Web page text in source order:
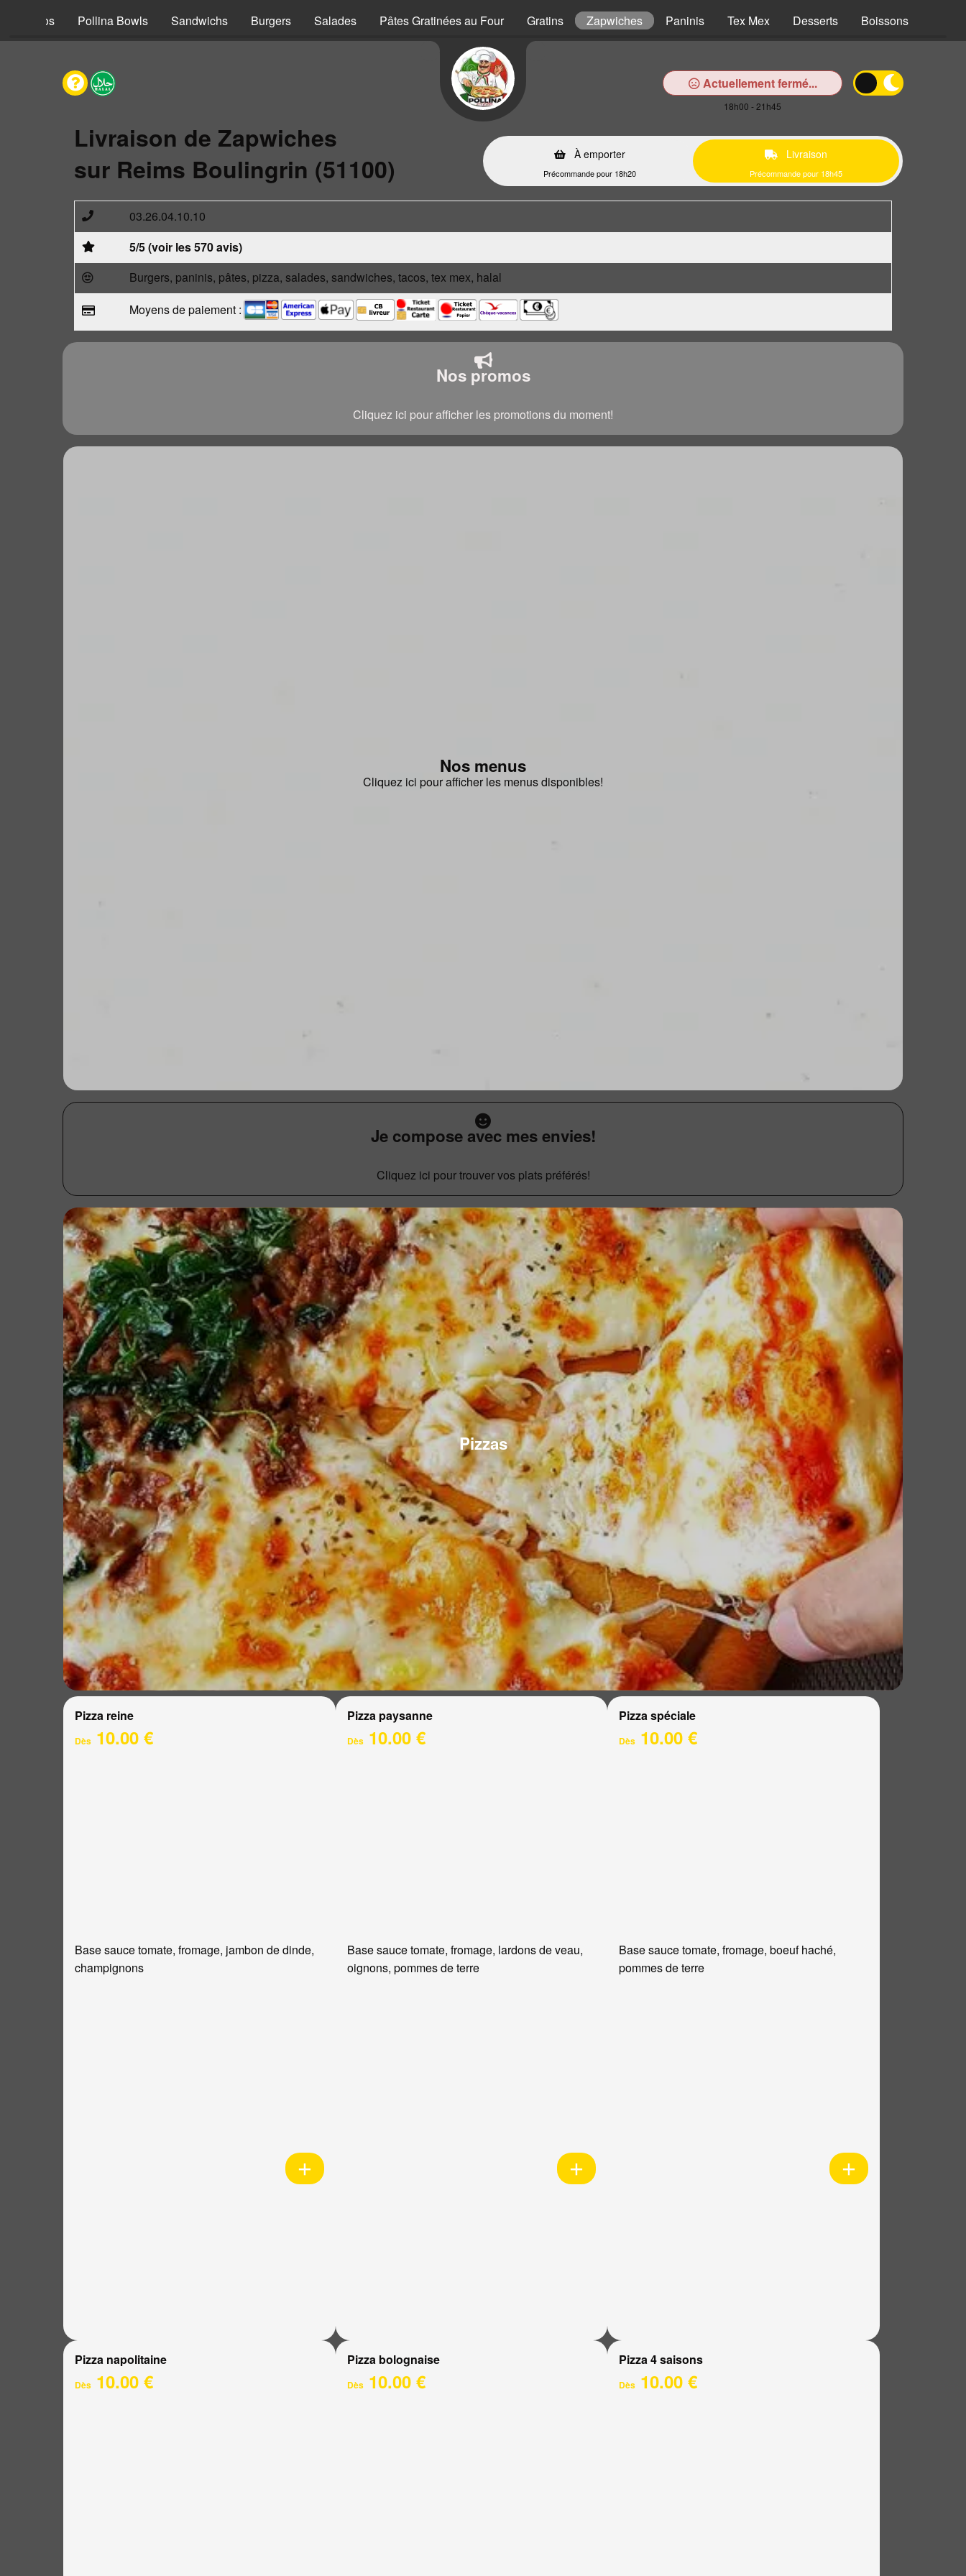
Tacos Pollina Bowls Sandwichs Burgers Salades Pâtes Gratinées au Four Gratins Zapwiches Paninis Tex Mex Desserts Boissons
Actuellement fermé...
18h00 - 21h45
Livraison de Zapwiches
sur Reims Boulingrin (51100)
À emporter
Précommande pour 18h20
Livraison
Précommande pour 18h45
03.26.04.10.10
5/5 (voir les 570 avis)
Burgers, paninis, pâtes, pizza, salades, sandwiches, tacos, tex mex, halal
Moyens de paiement :
Nos promos
Cliquez ici pour afficher les promotions du moment!
Nos menus
Cliquez ici pour afficher les menus disponibles!
Je compose avec mes envies!
Cliquez ici pour trouver vos plats préférés!
Pizzas
Pizza reine
Dès 10.00 €
Base sauce tomate, fromage, jambon de dinde,
champignons
Pizza paysanne
Dès10.00 €
Base sauce tomate, fromage, lardons de veau,
oignons, pommes de terre
Pizza spéciale
Dès 10.00 €
Base sauce tomate, fromage, boeuf haché,
pommes de terre
Pizza napolitaine
Dès 10.00 €
Pizza bolognaise
Dès10.00 €
Pizza 4 saisons
Dès 10.00 €